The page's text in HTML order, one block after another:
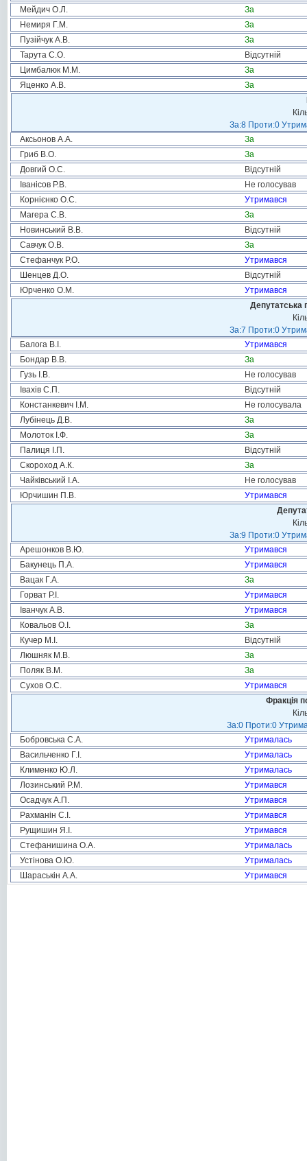
Мейдич О.Л.
За
Немиря Г.М.
За
Пузійчук А.В.
За
Тарута С.О.
Відсутній
Цимбалюк М.М.
За
Яценко А.В.
За
За:8 Проти:0
Аксьонов А.А.
За
Гриб В.О.
За
Довгий О.С.
Відсутній
Іванісов Р.В.
Не голосував
Корнієнко О.С.
Утримався
Магера С.В.
За
Новинський В.В.
Відсутній
Савчук О.В.
За
Стефанчук Р.О.
Утримався
Шенцев Д.О.
Відсутній
Юрченко О.М.
Утримався
Депутатська
За:7 Проти:0
Балога В.І.
Утримався
Бондар В.В.
За
Гузь І.В.
Не голосував
Івахів С.П.
Відсутній
Констанкевич І.М.
Не голосувала
Лубінець Д.В.
За
Молоток І.Ф.
За
Палиця І.П.
Відсутній
Скороход А.К.
За
Чайківський І.А.
Не голосував
Юрчишин П.В.
Утримався
За:9 Проти:0
Арешонков В.Ю.
Утримався
Бакунець П.А.
Утримався
Вацак Г.А.
За
Горват Р.І.
Утримався
Іванчук А.В.
Утримався
Ковальов О.І.
За
Кучер М.І.
Відсутній
Люшняк М.В.
За
Поляк В.М.
За
Сухов О.С.
Утримався
Фракція
За:0 Проти:0
Бобровська С.А.
Утрималась
Васильченко Г.І.
Утрималась
Клименко Ю.Л.
Утрималась
Лозинський Р.М.
Утримався
Осадчук А.П.
Утримався
Рахманін С.І.
Утримався
Рущишин Я.І.
Утримався
Стефанишина О.А.
Утрималась
Устінова О.Ю.
Утрималась
Шараськін А.А.
Утримався